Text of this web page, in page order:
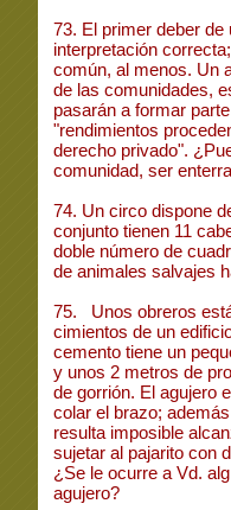
73. El primer deber
interpretación
común, al menos. Un
de las comunidades,
pasarán a formar
"rendimientos
derecho privado".
comunidad, ser
74. Un circo dispone
conjunto tienen 11
doble número de
de animales salvajes
75. Unos obreros
cimientos de un
cemento tiene un
y unos 2 metros de
de gorrión. El agujero
colar el brazo;
resulta imposible
sujetar al pajarito con
¿Se le ocurre a Vd.
agujero?